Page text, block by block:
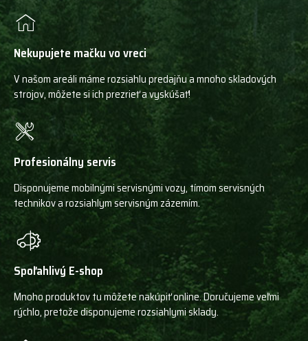
Nekupujete mačku vo vreci
V našom areáli máme rozsiahlu predajňu a mnoho skladových
strojov, môžete si ich prezrieť a vyskúšať!
Profesionálny servis
Disponujeme mobilnými servisnými vozy, tímom servisných
technikov a rozsiahlym servisným zázemím.
Spoľahlivý E-shop
Mnoho produktov tu môžete nakúpiť online. Doručujeme veľmi
rýchlo, pretože disponujeme rozsiahlymi sklady.